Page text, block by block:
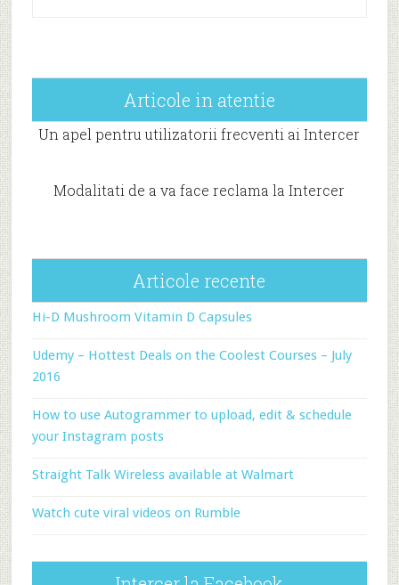
Articole in atentie
Un apel pentru utilizatorii frecventi ai Intercer
Modalitati de a va face reclama la Intercer
Articole recente
Hi-D Mushroom Vitamin D Capsules
Udemy – Hottest Deals on the Coolest Courses – July
2016
How to use Autogrammer to upload, edit & schedule
your Instagram posts
Straight Talk Wireless available at Walmart
Watch cute viral videos on Rumble